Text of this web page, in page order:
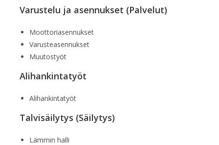
Varustelu ja asennukset (Palvelut)
Moottoriasennukset
Varusteasennukset
Muutostyöt
Alihankintatyöt
Alihankintatyöt
Talvisäilytys (Säilytys)
Lämmin halli